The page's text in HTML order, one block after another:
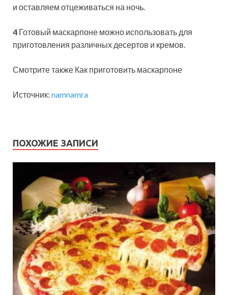
и оставляем отцеживаться на ночь.
4 Готовый маскарпоне можно использовать для
приготовления различных десертов и кремов.
Смотрите также Как приготовить маскарпоне
Источник: namnamra
ПОХОЖИЕ ЗАПИСИ